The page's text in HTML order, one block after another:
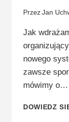
Przez Jan
Jak
nowego
zawsze
mówimy o…
DOWIEDZ